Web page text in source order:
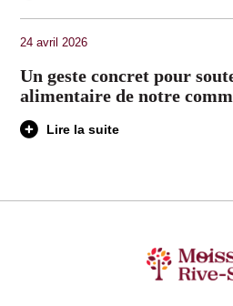
24 avril 2026
Un geste concret pour
alimentaire de notre
Lire la suite